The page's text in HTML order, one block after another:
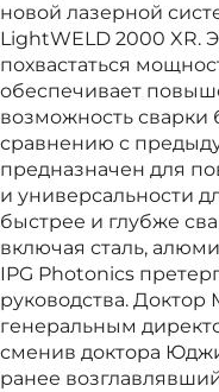
новой лазерной
LightWELD 2000 XR.
похвастаться
обеспечивает
возможность сварки
сравнению с
предназначен для
и универсальности
быстрее и глубже
включая сталь,
IPG Photonics
руководства.
генеральным
сменив доктора
ранее